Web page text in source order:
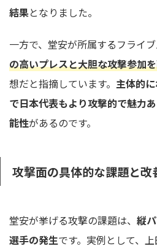
結果となりました。
一方で、堂安が所属するフライブ
の高いプレスと大胆な攻撃参加
想だと指摘しています。 主体的
で日本代表もより攻撃的で魅力
能性があるのです。
攻撃面の具体的な課題と改
堂安が挙げる攻撃の課題は、 縦
選手の発生です。実例として、